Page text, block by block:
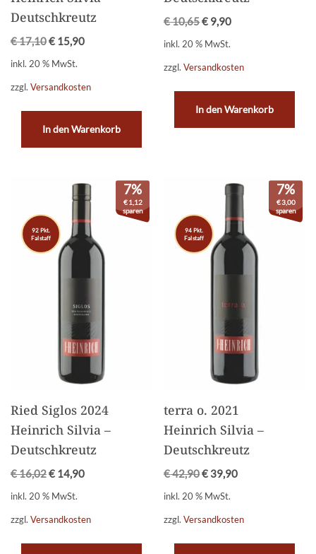
Deutschkreutz
€17,10€ 15,90
inkl. 20 % MwSt.
zzgl. Versandkosten
In den Warenkorb
€10,65€ 9,90
inkl. 20 % MwSt.
zzgl.Versandkosten
In den Warenkorb
92 Pkt.
Falstaff
7%
€1,12
sparen
Ried Siglos 2024
Heinrich Silvia –
Deutschkreutz
€16,02€ 14,90
inkl. 20 % MwSt.
zzgl. Versandkosten
94 Pkt.
Falstaff
7%
€3,00
sparen
terra o. 2021
Heinrich Silvia –
Deutschkreutz
€42,90€ 39,90
inkl. 20 % MwSt.
zzgl.Versandkosten